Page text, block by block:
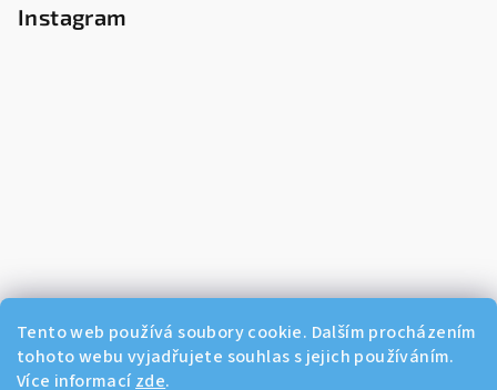
Tento web používá soubory cookie. Dalším procházením
tohoto webu vyjadřujete souhlas s jejich používáním.
Více informací zde.
Instagram